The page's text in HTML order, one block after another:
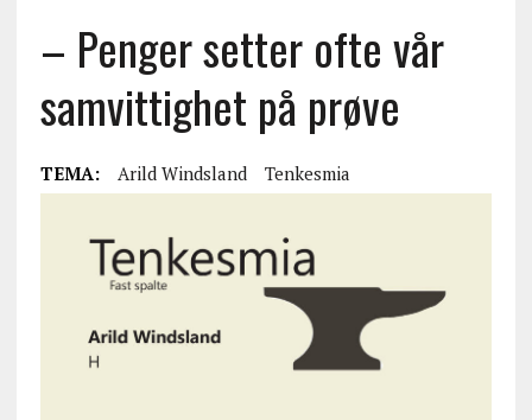
– Penger setter ofte vår
samvittighet på prøve
TEMA: Arild Windsland Tenkesmia